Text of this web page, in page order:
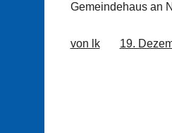
Gemeindehaus an
von lk 19.